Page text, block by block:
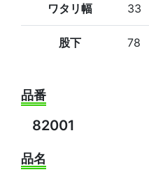
ワタリ幅 33
股下 78
品番
82001
品名